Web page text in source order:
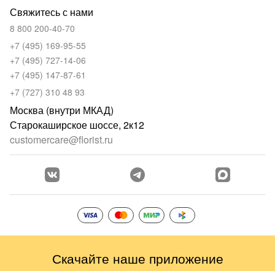
Свяжитесь с нами
8 800 200-40-70
+7 (495) 169-95-55
+7 (495) 727-14-06
+7 (495) 147-87-61
+7 (727) 310 48 93
Москва (внутри МКАД)
Старокаширское шоссе, 2к12
customercare@florist.ru
Скачайте наше приложение